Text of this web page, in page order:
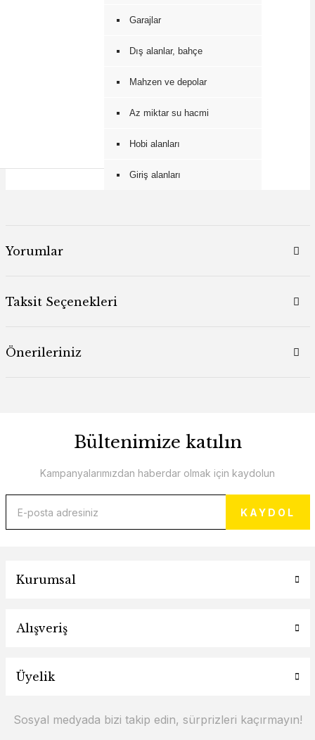
Garajlar
Dış alanlar, bahçe
Mahzen ve depolar
Az miktar su hacmi
Hobi alanları
Giriş alanları
Yorumlar
Taksit Seçenekleri
Önerileriniz
Bültenimize katılın
Kampanyalarımızdan haberdar olmak için kaydolun
KAYDOL
Kurumsal
Alışveriş
Üyelik
Sosyal medyada bizi takip edin, sürprizleri kaçırmayın!